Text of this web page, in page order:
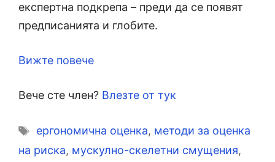
експертна подкрепа – преди да се появят
предписанията и глобите.
Вижте повече
Вече сте член? Влезте от тук
Етикети
ергономична оценка, методи за оценка
на риска, мускулно-скелетни смущения,